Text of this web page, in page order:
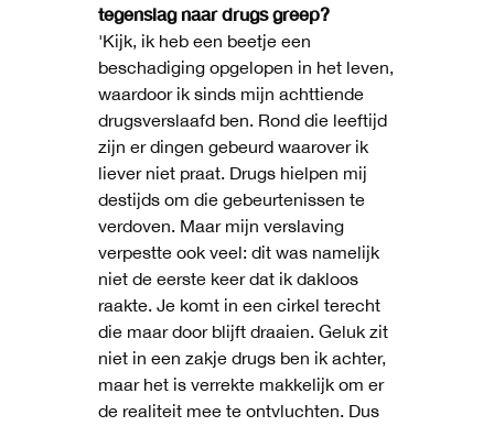
tegenslag naar drugs greep?
'Kijk, ik heb een beetje een
beschadiging opgelopen in het leven,
waardoor ik sinds mijn achttiende
drugsverslaafd ben. Rond die leeftijd
zijn er dingen gebeurd waarover ik
liever niet praat. Drugs hielpen mij
destijds om die gebeurtenissen te
verdoven. Maar mijn verslaving
verpestte ook veel: dit was namelijk
niet de eerste keer dat ik dakloos
raakte. Je komt in een cirkel terecht
die maar door blijft draaien. Geluk zit
niet in een zakje drugs ben ik achter,
maar het is verrekte makkelijk om er
de realiteit mee te ontvluchten. Dus